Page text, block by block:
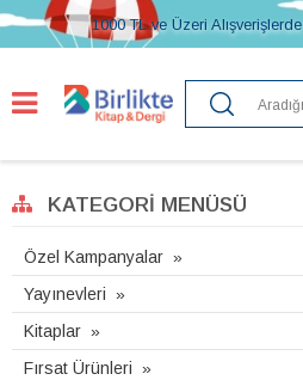
1000 TL ve Üzeri Alışverişlerde
KATEGORI MENÜSÜ
Özel Kampanyalar
Yayınevleri
Kitaplar
Fırsat Ürünleri